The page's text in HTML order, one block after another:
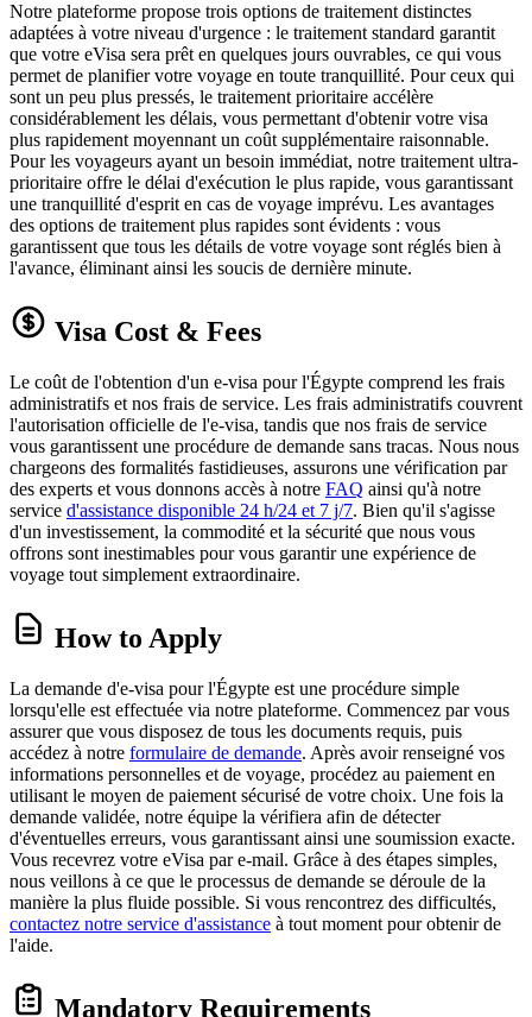
Notre plateforme propose trois options de traitement distinctes
adaptées à votre niveau d'urgence : le traitement standard garantit
que votre eVisa sera prêt en quelques jours ouvrables, ce qui vous
permet de planifier votre voyage en toute tranquillité. Pour ceux qui
sont un peu plus pressés, le traitement prioritaire accélère
considérablement les délais, vous permettant d'obtenir votre visa
plus rapidement moyennant un coût supplémentaire raisonnable.
Pour les voyageurs ayant un besoin immédiat, notre traitement ultra-
prioritaire offre le délai d'exécution le plus rapide, vous garantissant
une tranquillité d'esprit en cas de voyage imprévu. Les avantages
des options de traitement plus rapides sont évidents : vous
garantissent que tous les détails de votre voyage sont réglés bien à
l'avance, éliminant ainsi les soucis de dernière minute.
Visa Cost & Fees
Le coût de l'obtention d'un e-visa pour l'Égypte comprend les frais
administratifs et nos frais de service. Les frais administratifs couvrent
l'autorisation officielle de l'e-visa, tandis que nos frais de service
vous garantissent une procédure de demande sans tracas. Nous nous
chargeons des formalités fastidieuses, assurons une vérification par
des experts et vous donnons accès à notre FAQ ainsi qu'à notre
service d'assistance disponible 24 h/24 et 7 j/7. Bien qu'il s'agisse
d'un investissement, la commodité et la sécurité que nous vous
offrons sont inestimables pour vous garantir une expérience de
voyage tout simplement extraordinaire.
How to Apply
La demande d'e-visa pour l'Égypte est une procédure simple
lorsqu'elle est effectuée via notre plateforme. Commencez par vous
assurer que vous disposez de tous les documents requis, puis
accédez à notre formulaire de demande. Après avoir renseigné vos
informations personnelles et de voyage, procédez au paiement en
utilisant le moyen de paiement sécurisé de votre choix. Une fois la
demande validée, notre équipe la vérifiera afin de détecter
d'éventuelles erreurs, vous garantissant ainsi une soumission exacte.
Vous recevrez votre eVisa par e-mail. Grâce à des étapes simples,
nous veillons à ce que le processus de demande se déroule de la
manière la plus fluide possible. Si vous rencontrez des difficultés,
contactez notre service d'assistance à tout moment pour obtenir de
l'aide.
Mandatory Requirements